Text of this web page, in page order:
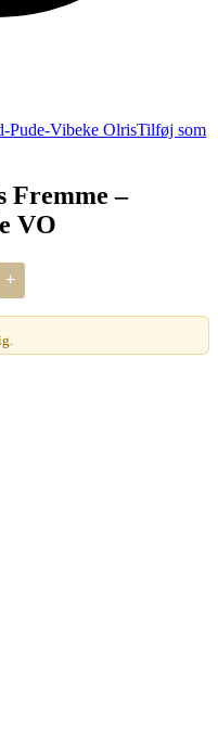
Tilføj som
Fremme –
VO
+